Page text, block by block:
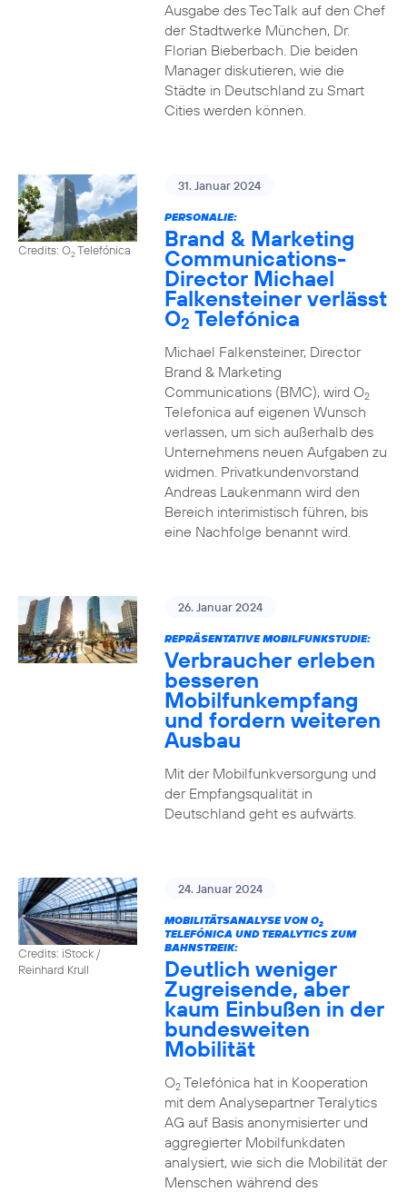
Ausgabe des TecTalk auf den Chef
der Stadtwerke München, Dr.
Florian Bieberbach. Die beiden
Manager diskutieren, wie die
Städte in Deutschland zu Smart
Cities werden können.
Credits: O2Telefónica
31. Januar 2024
PERSONALIE:
Brand & Marketing
Communications-
Director Michael
Falkensteiner verlässt
O2 Telefónica
Michael Falkensteiner, Director
Brand & Marketing
Communications (BMC), wird O2
Telefonica auf eigenen Wunsch
verlassen, um sich außerhalb des
Unternehmens neuen Aufgaben zu
widmen. Privatkundenvorstand
Andreas Laukenmann wird den
Bereich interimistisch führen, bis
eine Nachfolge benannt wird.
26. Januar 2024
REPRÄSENTATIVE MOBILFUNKSTUDIE:
Verbraucher erleben
besseren
Mobilfunkempfang
und fordern weiteren
Ausbau
Mit der Mobilfunkversorgung und
der Empfangsqualität in
Deutschland geht es aufwärts.
Credits: iStock /
Reinhard Krull
24. Januar 2024
MOBILITÄTSANALYSE VON O2
TELEFÓNICA UND TERALYTICS ZUM
BAHNSTREIK:
Deutlich weniger
Zugreisende, aber
kaum Einbußen in der
bundesweiten
Mobilität
O2Telefónica hat in Kooperation
mit dem Analysepartner Teralytics
AG auf Basis anonymisierter und
aggregierter Mobilfunkdaten
analysiert, wie sich die Mobilität der
Menschen während des